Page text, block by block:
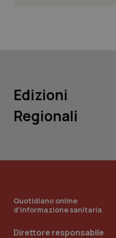
Edizioni
Regionali
Quotidiano online
d'informazione sanitaria
Direttore responsabile